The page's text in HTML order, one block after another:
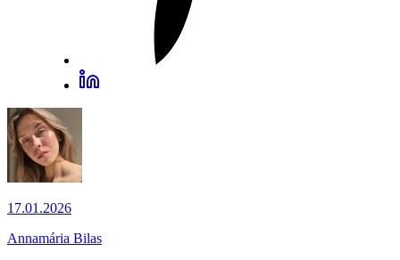
17.01.2026
Annamária Bilas